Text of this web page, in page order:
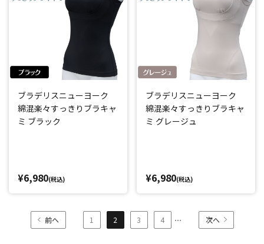
ブラデリスニューヨーク
綿混楽々すっきりブラキャ
ミ ブラック
¥6,980(税込)
ブラデリスニューヨーク
綿混楽々すっきりブラキャ
ミ グレージュ
¥6,980(税込)
前へ 1 2 3 4 ... 次へ